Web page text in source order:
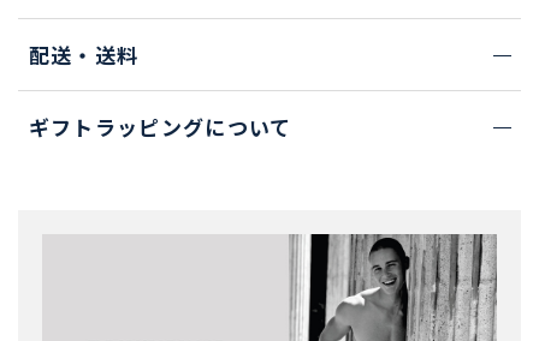
配送・送料
ギフトラッピングについて